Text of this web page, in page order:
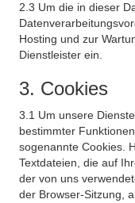
2.3 Um die in dieser
Hosting und zur
Dienstleister ein.
3. Cookies
3.1 Um unsere
bestimmter
sogenannte Cookies.
Textdateien, die auf
der von uns
der Browser-Sitzung,